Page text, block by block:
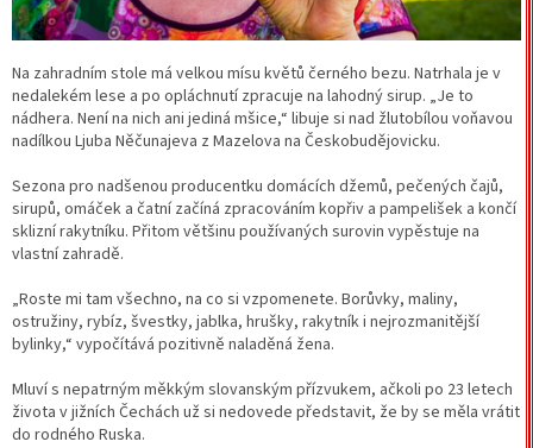
Na zahradním stole má velkou mísu květů černého bezu. Natrhala je v
nedalekém lese a po opláchnutí zpracuje na lahodný sirup. „Je to
nádhera. Není na nich ani jediná mšice,“ libuje si nad žlutobílou voňavou
nadílkou Ljuba Něčunajeva z Mazelova na Českobudějovicku.
Sezona pro nadšenou producentku domácích džemů, pečených čajů,
sirupů, omáček a čatní začíná zpracováním kopřiv a pampelišek a končí
sklizní rakytníku. Přitom většinu používaných surovin vypěstuje na
vlastní zahradě.
„Roste mi tam všechno, na co si vzpomenete. Borůvky, maliny,
ostružiny, rybíz, švestky, jablka, hrušky, rakytník i nejrozmanitější
bylinky,“ vypočítává pozitivně naladěná žena.
Mluví s nepatrným měkkým slovanským přízvukem, ačkoli po 23 letech
života v jižních Čechách už si nedovede představit, že by se měla vrátit
do rodného Ruska.